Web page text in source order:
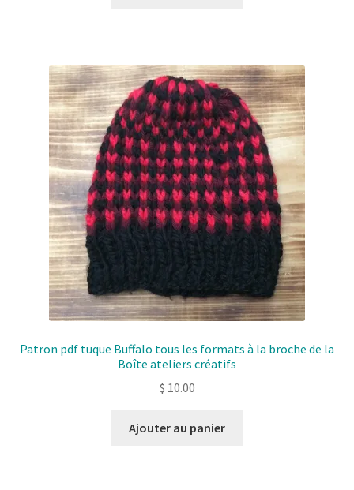
Patron pdf tuque Buffalo tous les formats à la broche de la
Boîte ateliers créatifs
$ 10.00
Ajouter au panier